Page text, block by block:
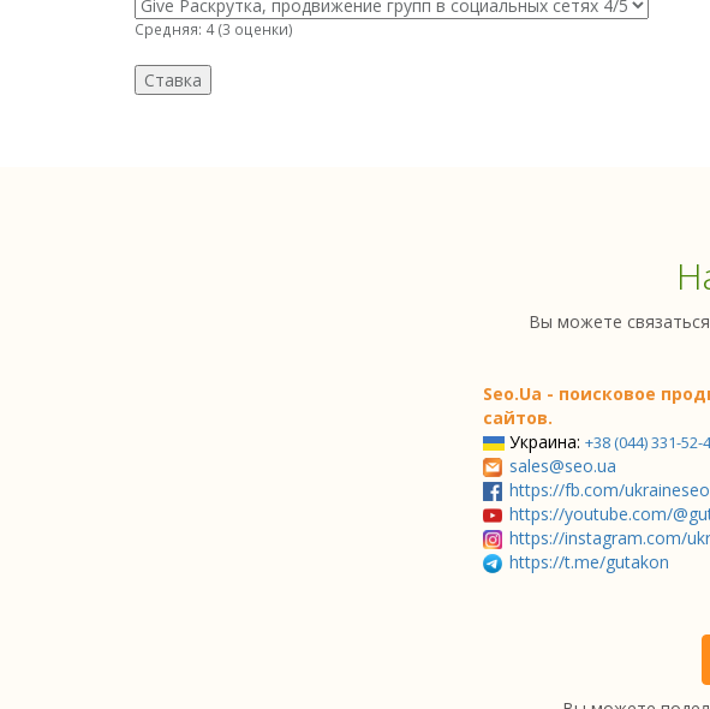
Средняя: 4 (3 оценки)
Вы можете
Seo.Ua - поисковое
сайтов.
Украина: +38 (044) 331-52-
sales@seo.ua
https://fb.com/ukraineseo
https://youtube.com/
https://instagram.com/
https://t.me/gutakon